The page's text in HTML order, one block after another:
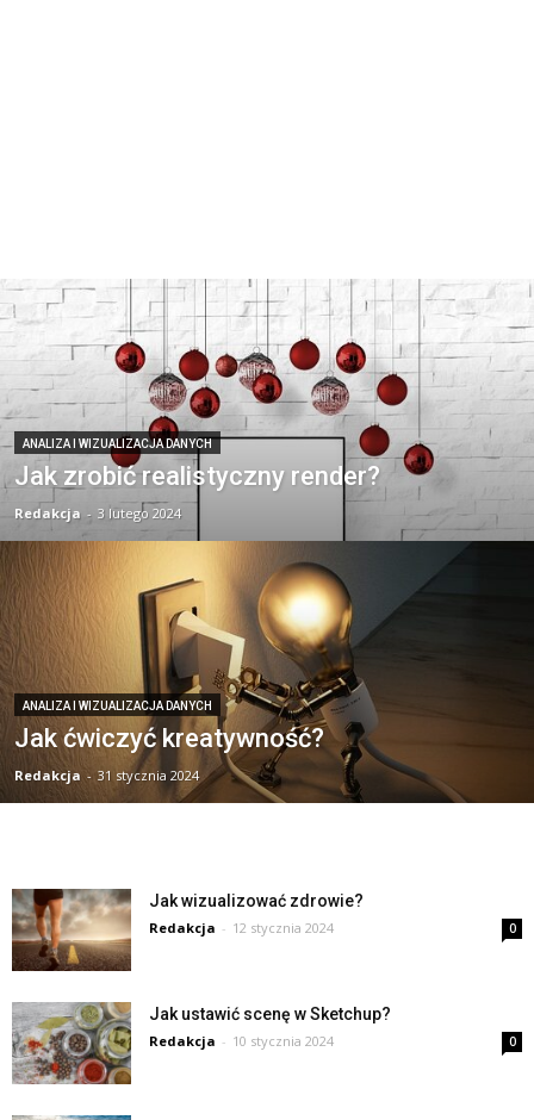
ANALIZA I WIZUALIZACJA DANYCH
Jak zrobić realistyczny render?
Redakcja - 3 lutego 2024
ANALIZA I WIZUALIZACJA DANYCH
Jak ćwiczyć kreatywność?
Redakcja - 31 stycznia 2024
Jak wizualizować zdrowie?
Redakcja - 12 stycznia 2024 0
Jak ustawić scenę w Sketchup?
Redakcja - 10 stycznia 2024 0